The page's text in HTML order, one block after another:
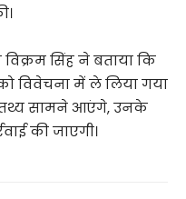
सिंह ने बताया कि
विवेचना में ले लिया गया
तथ्य सामने आएंगे, उनके
की जाएगी।